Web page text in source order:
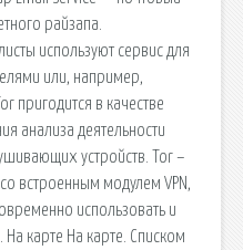
райзапа.
используют сервис для
или, например,
пригодится в качестве
анализа деятельности
устройств. Tor –
встроенным модулем VPN,
использовать и
карте На карте. Списком